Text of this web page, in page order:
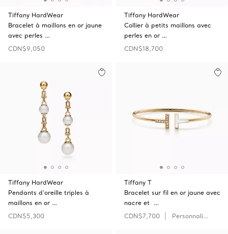
Tiffany HardWear
Bracelet à maillons en or jaune
avec perles …
CDN$9,050
Tiffany HardWear
Collier à petits maillons avec
perles en or …
CDN$18,700
Tiffany HardWear
Pendants d’oreille triples à
maillons en or …
CDN$5,300
Tiffany T
Bracelet sur fil en or jaune avec
nacre et …
CDN$7,700
Personnaliser